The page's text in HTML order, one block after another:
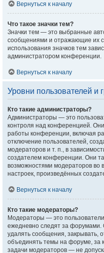
Вернуться к началу
Что такое значки тем?
Значки тем — это выбранные
сообщениями и отражающие их
использования значков тем
администратором конференции.
Вернуться к началу
Уровни пользователей и
Кто такие администраторы?
Администраторы — это
контроля над конференцией.
работы конференции, включая
отключение пользователей,
модераторов и т. п., в
создателем конференции. Они
возможностями модераторов во
настроек, произведённых
Вернуться к началу
Кто такие модераторы?
Модераторы — это
ежедневно следят за форумами.
удалять сообщения, закрывать,
объединять темы на форуме, за
задачи модераторов — не